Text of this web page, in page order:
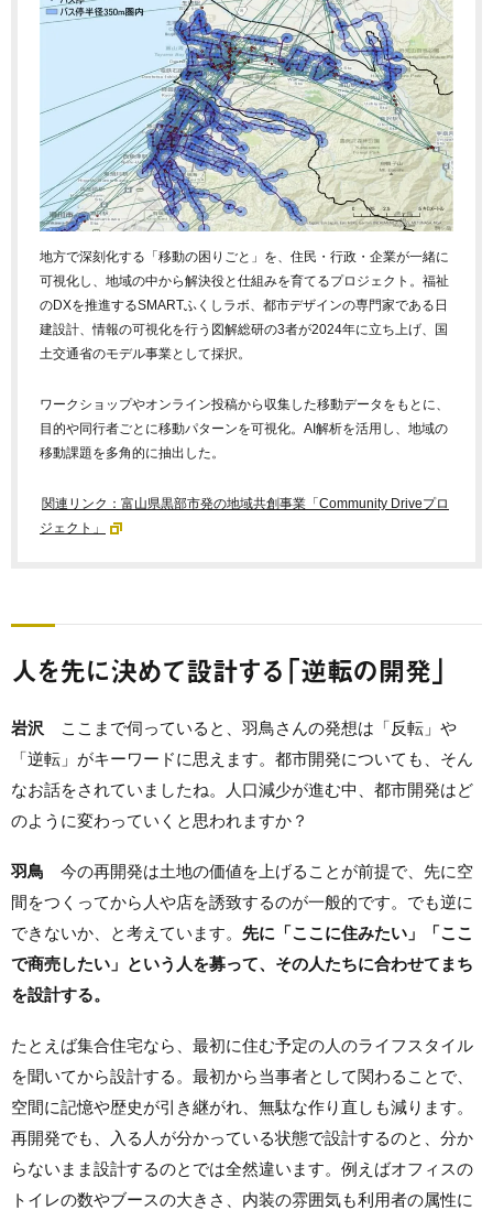
地方で深刻化する「移動の困りごと」を、住民・行政・企業が一緒に
可視化し、地域の中から解決役と仕組みを育てるプロジェクト。福祉
のDXを推進するSMARTふくしラボ、都市デザインの専門家である日
建設計、情報の可視化を行う図解総研の3者が2024年に立ち上げ、国
土交通省のモデル事業として採択。
ワークショップやオンライン投稿から収集した移動データをもとに、
目的や同行者ごとに移動パターンを可視化。AI解析を活用し、地域の
移動課題を多角的に抽出した。
関連リンク：富山県黒部市発の地域共創事業「Community Driveプロ
ジェクト」
人を先に決めて設計する「逆転の開発」
岩沢 ここまで伺っていると、羽鳥さんの発想は「反転」や
「逆転」がキーワードに思えます。都市開発についても、そん
なお話をされていましたね。人口減少が進む中、都市開発はど
のように変わっていくと思われますか？
羽鳥 今の再開発は土地の価値を上げることが前提で、先に空
間をつくってから人や店を誘致するのが一般的です。でも逆に
できないか、と考えています。 先に「ここに住みたい」「ここ
で商売したい」という人を募って、その人たちに合わせてまち
を設計する。
たとえば集合住宅なら、最初に住む予定の人のライフスタイル
を聞いてから設計する。最初から当事者として関わることで、
空間に記憶や歴史が引き継がれ、無駄な作り直しも減ります。
再開発でも、入る人が分かっている状態で設計するのと、分か
らないまま設計するのとでは全然違います。例えばオフィスの
トイレの数やブースの大きさ、内装の雰囲気も利用者の属性に